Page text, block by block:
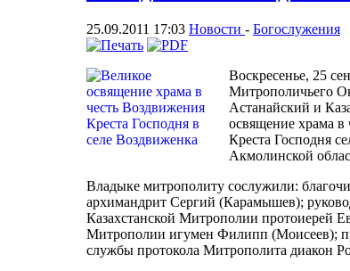
25.09.2011 17:03 Новости - Богослужения
Воскресенье, 25
Митрополичьего
Астанайский и
освящение храма
Креста Господня
Акмолинской
Владыке митрополиту сослужили:
архимандрит Сергий (Карамышев);
Казахстанской Митрополии протоиерей
Митрополии игумен Филипп (Моисеев);
службы протокола Митрополита диакон